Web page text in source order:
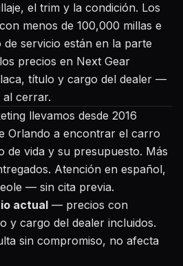
el trim y la condición. Los
menos de 100,000 millas e
servicio están en la parte
precios en Next Gear
título y cargo del dealer —
al cerrar.
llevamos desde 2016
Orlando a encontrar el carro
de vida y su presupuesto. Más
Atención en español,
— sin cita previa.
actual — precios con
y cargo del dealer incluidos.
sin compromiso, no afecta